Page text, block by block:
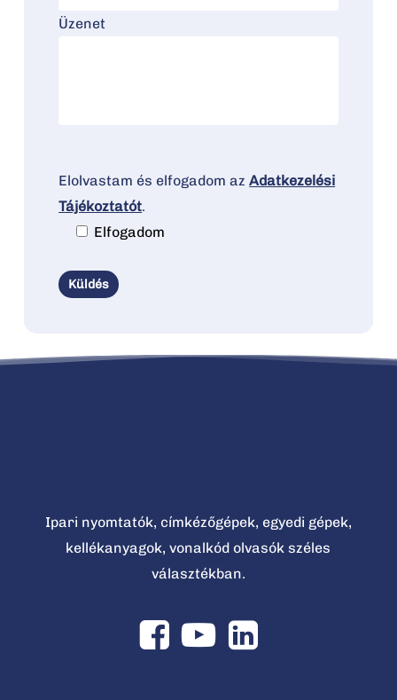
Üzenet
Elolvastam és elfogadom azAdatkezelési
Tájékoztatót.
Elfogadom
Ipari nyomtatók, címkézőgépek, egyedi gépek,
kellékanyagok, vonalkód olvasók széles
választékban.